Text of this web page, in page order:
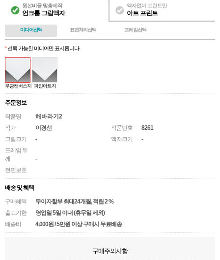
원본비율 맞춤제작
언크롭 그림액자
액자없이 프린트만
아트 프린트
미디어선택 표면처리선택 프레임선택
*선택 가능한 미디어만 표시됩니다.
무광캔버스지 파인아트지
주문정보
작품명
해바라기2
작가
이경선 작품번호
8261
그림크기
- 액자크기
-
프레임 두
께
-
전면보호
배송 및 혜택
구매혜택
무이자할부 최대24개월, 적립 2 %
출고기한
영업일 5일 이내 (휴무일 제외)
배송비
4,000원 / 5만원 이상 구매시 무료배송
구매주의사항